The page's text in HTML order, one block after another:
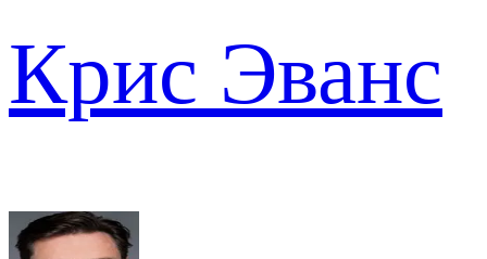
Крис Эванс